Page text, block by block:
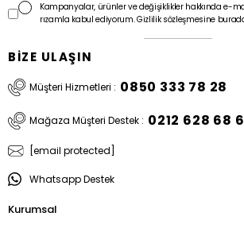
Kampanyalar, ürünler ve değişiklikler hakkında e-
rızamla kabul ediyorum. Gizlilik sözleşmesine
BİZE ULAŞIN
Müşteri Hizmetleri : 0850 333 78 28
Mağaza Müşteri Destek : 0212 628 68
[email protected]
Whatsapp Destek
Kurumsal